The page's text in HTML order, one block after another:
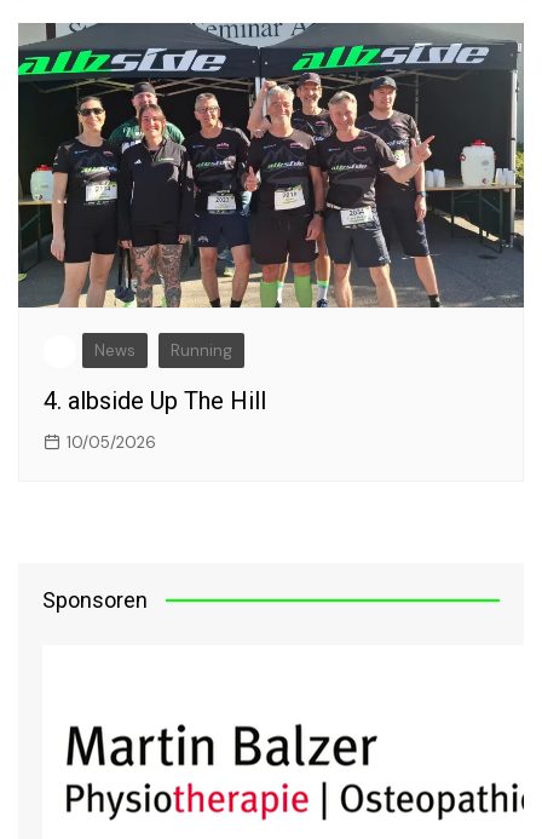
News Running
4. albside Up The Hill
10/05/2026
Sponsoren